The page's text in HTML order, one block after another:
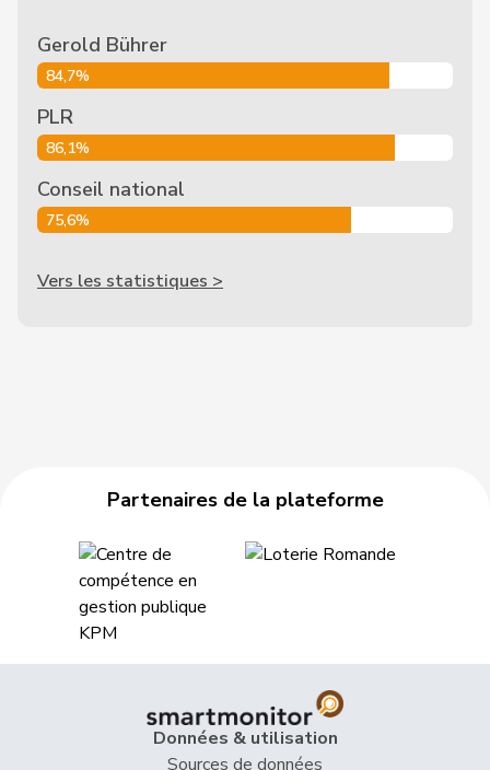
Gerold Bührer
84,7%
PLR
86,1%
Conseil national
75,6%
Vers les statistiques >
Partenaires de la plateforme
Données & utilisation
Sources de données